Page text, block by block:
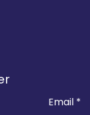
Email *